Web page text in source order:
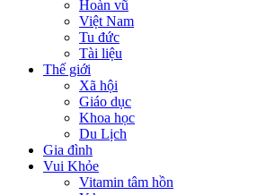
Hoàn vũ
Việt Nam
Tu đức
Tài liệu
Thế giới
Xã hội
Giáo dục
Khoa học
Du Lịch
Gia đình
Vui Khỏe
Vitamin tâm hồn